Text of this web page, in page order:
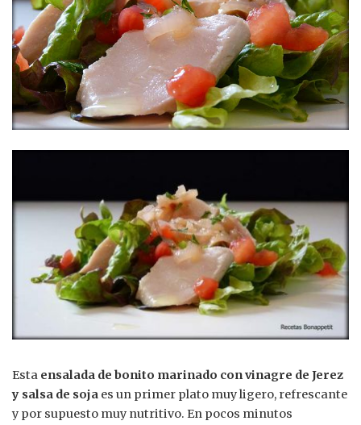
Esta ensalada de bonito marinado con vinagre de Jerez
y salsa de soja es un primer plato muy ligero, refrescante
y por supuesto muy nutritivo. En pocos minutos